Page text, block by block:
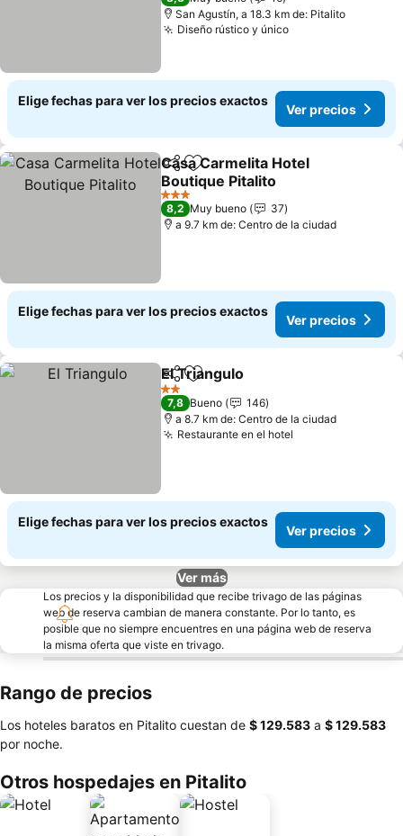
San Agustín, a 18.3 km de: Pitalito
Diseño rústico y único
Elige fechas para ver los precios exactos
Ver precios
CompartirAgregar a favoritos
Casa Carmelita Hotel
Boutique Pitalito
3 Estrellas
8,2 Muy bueno
37
a 9.7 km de: Centro de la ciudad
Elige fechas para ver los precios exactos
Ver precios
CompartirAgregar a favoritos
El Triangulo
2 Estrellas
7,8 Bueno
146
a 8.7 km de: Centro de la ciudad
Restaurante en el hotel
Elige fechas para ver los precios exactos
Ver precios
Ver más
Los precios y la disponibilidad que recibe trivago de las páginas
web de reserva cambian de manera constante. Por lo tanto, es
posible que no siempre encuentres en una página web de reserva
la misma oferta que viste en trivago.
Rango de precios
Los hoteles baratos en Pitalito cuestan de ‎$ 129.583 a ‎$ 129.583
por noche.
Otros hospedajes en Pitalito